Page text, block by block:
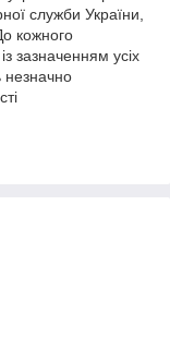
служби України,
кожного
зазначенням усіх
незначно